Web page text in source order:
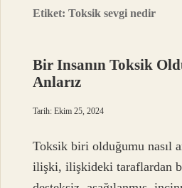
Etiket:Toksik sevgi nedir
Bir Insanın Toksik
Anlarız
Tarih: Ekim 25, 2024
Toksik biri olduğumu nasıl
ilişki, ilişkideki taraflardan